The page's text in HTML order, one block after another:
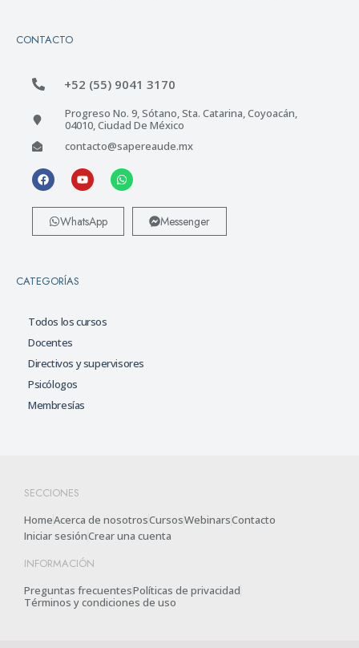
CONTACTO
+52 (55) 9041 3170
Progreso No. 9, Sótano, Sta. Catarina, Coyoacán,
04010, Ciudad De México
contacto@sapereaude.mx
WhatsApp Messenger
CATEGORÍAS
Todos los cursos
Docentes
Directivos y supervisores
Psicólogos
Membresías
SECCIONES
HomeAcerca de nosotrosCursosWebinarsContacto
Iniciar sesiónCrear una cuenta
INFORMACIÓN
Preguntas frecuentesPolíticas de privacidad
Términos y condiciones de uso